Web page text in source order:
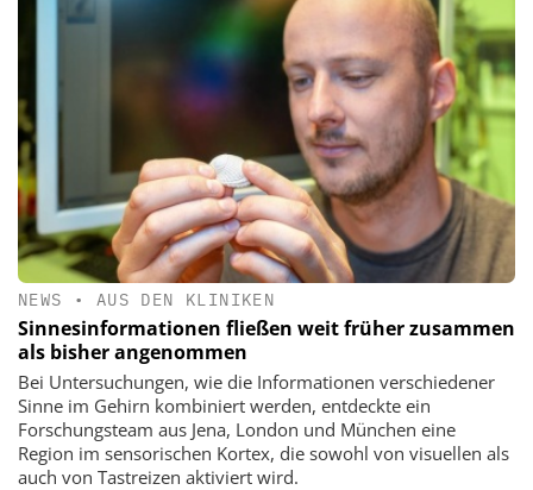
NEWS • AUS DEN KLINIKEN
Sinnesinformationen fließen weit früher zusammen
als bisher angenommen
Bei Untersuchungen, wie die Informationen verschiedener
Sinne im Gehirn kombiniert werden, entdeckte ein
Forschungsteam aus Jena, London und München eine
Region im sensorischen Kortex, die sowohl von visuellen als
auch von Tastreizen aktiviert wird.